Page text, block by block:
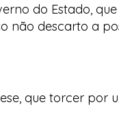
do Estado,
descarto a
que torcer